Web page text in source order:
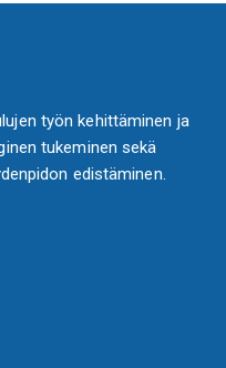
työn kehittäminen ja
tukeminen sekä
edistäminen.